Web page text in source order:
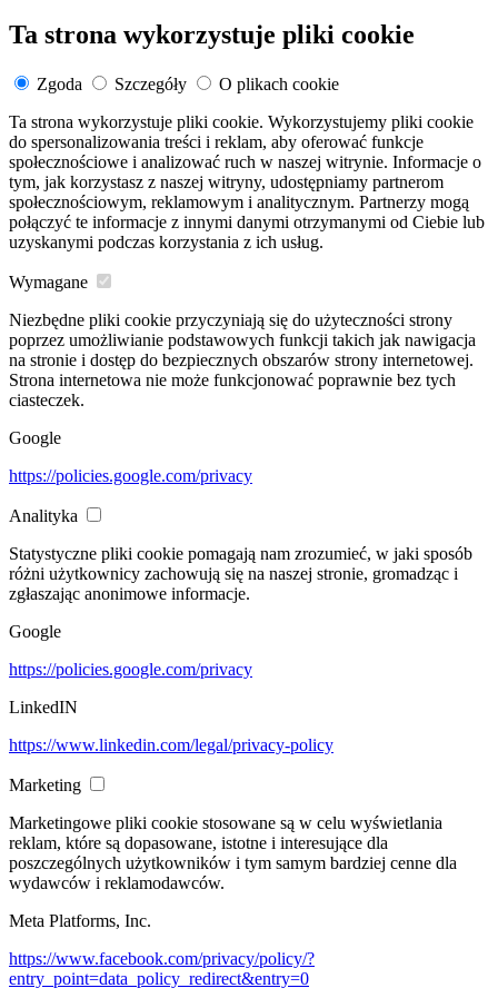
Ta strona wykorzystuje pliki cookie
Zgoda Szczegóły
O plikach cookie
Ta strona wykorzystuje pliki cookie. Wykorzystujemy pliki cookie
do spersonalizowania treści i reklam, aby oferować funkcje
społecznościowe i analizować ruch w naszej witrynie. Informacje o
tym, jak korzystasz z naszej witryny, udostępniamy partnerom
społecznościowym, reklamowym i analitycznym. Partnerzy mogą
połączyć te informacje z innymi danymi otrzymanymi od Ciebie lub
uzyskanymi podczas korzystania z ich usług.
Wymagane
Niezbędne pliki cookie przyczyniają się do użyteczności strony
poprzez umożliwianie podstawowych funkcji takich jak nawigacja
na stronie i dostęp do bezpiecznych obszarów strony internetowej.
Strona internetowa nie może funkcjonować poprawnie bez tych
ciasteczek.
Google
https://policies.google.com/privacy
Analityka
Statystyczne pliki cookie pomagają nam zrozumieć, w jaki sposób
różni użytkownicy zachowują się na naszej stronie, gromadząc i
zgłaszając anonimowe informacje.
Google
https://policies.google.com/privacy
LinkedIN
https://www.linkedin.com/legal/privacy-policy
Marketing
Marketingowe pliki cookie stosowane są w celu wyświetlania
reklam, które są dopasowane, istotne i interesujące dla
poszczególnych użytkowników i tym samym bardziej cenne dla
wydawców i reklamodawców.
Meta Platforms, Inc.
https://www.facebook.com/privacy/policy/?
entry_point=data_policy_redirect&entry=0